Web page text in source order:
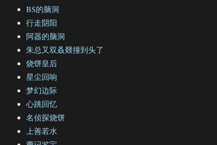
BS的脑洞
行走阴阳
阿器的脑洞
朱总又双叒叕撞到头了
烧饼皇后
星尘回响
梦幻边际
心跳回忆
名侦探烧饼
上善若水